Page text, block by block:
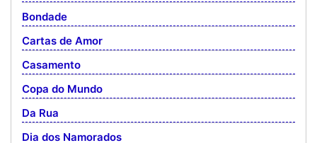
Bondade
Cartas de Amor
Casamento
Copa do Mundo
Da Rua
Dia dos Namorados